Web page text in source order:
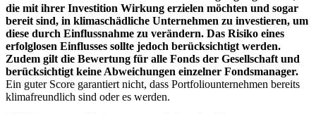
die mit ihrer Investition Wirkung erzielen möchten und sogar
bereit sind, in klimaschädliche Unternehmen zu investieren, um
diese durch Einflussnahme zu verändern. Das Risiko eines
erfolglosen Einflusses sollte jedoch berücksichtigt werden.
Zudem gilt die Bewertung für alle Fonds der Gesellschaft und
berücksichtigt keine Abweichungen einzelner Fondsmanager.
Ein guter Score garantiert nicht, dass Portfoliounternehmen bereits
klimafreundlich sind oder es werden.